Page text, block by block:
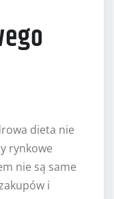
dieta nie
rynkowe
nie są same
i